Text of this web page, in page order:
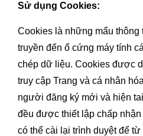
Sử dụng Cookies:
Cookies là những mẩu thông
truyền đến ổ cứng máy tính
chép dữ liệu. Cookies được
truy cập Trang và cá nhân
người đăng ký mới và hiện
đều được thiết lập chấp
có thể cài lại trình duyệt để